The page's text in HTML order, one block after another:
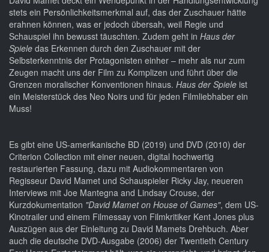
stets ein Persönlichkeitsmerkmal auf, das der Zuschauer hätte
erahnen können, was er jedoch übersah, weil Regie und
Schauspiel ihn bewusst täuschten. Zudem geht in Haus der
Spiele das Erkennen durch den Zuschauer mit der
Selbsterkenntnis der Protagonisten einher – mehr als nur zum
Zeugen macht uns der Film zu Komplizen und führt über die
Grenzen moralischer Konventionen hinaus. Haus der Spiele ist
ein Meisterstück des Neo Noirs und für jeden Filmliebhaber ein
Muss!
Es gibt eine US-amerikanische BD (2019) und DVD (2010) der
Criterion Collection mit einer neuen, digital hochwertig
restaurierten Fassung, dazu mit Audiokommentaren von
Regisseur David Mamet und Schauspieler Ricky Jay, neueren
Interviews mit Joe Mantegna and Lindsay Crouse, der
Kurzdokumentation "David Mamet on House of Games", dem US-
Kinotrailer und einem Filmessay von Filmkritiker Kent Jones plus
Auszügen aus der Einleitung zu David Mamets Drehbuch. Aber
auch die deutsche DVD-Ausgabe (2006) der Twentieth Century